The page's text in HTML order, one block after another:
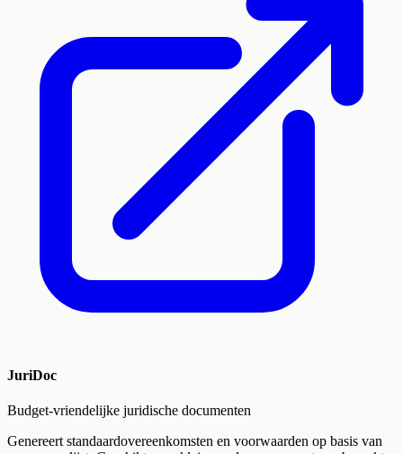
JuriDoc
Budget-vriendelijke juridische documenten
Genereert standaardovereenkomsten en voorwaarden op basis van